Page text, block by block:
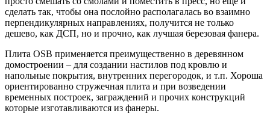
сделать так, чтобы она послойно располагалась во взаимно
перпендикулярных направлениях, получится не только
дешево, как ДСП, но и прочно, как лучшая березовая фанера.
Плита OSB применяется преимущественно в деревянном
домостроении – для создании настилов под кровлю и
напольные покрытия, внутренних перегородок, и т.п. Хороша
ориентированно стружечная плита и при возведении
временных построек, заграждений и прочих конструкций
которые изготавливаются из фанеры.